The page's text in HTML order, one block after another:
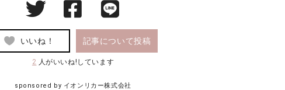
いいね！ 記事について投稿
2 人がいいね!しています
sponsored by イオンリカー株式会社